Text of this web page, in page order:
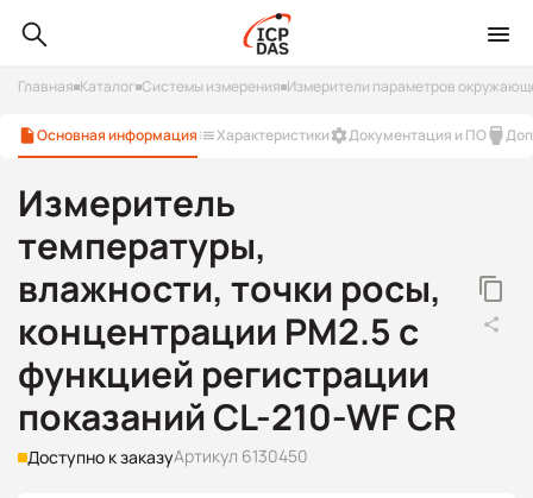
Главная Каталог Системы измерения Измерители параметров
Основная информация Характеристики Документация и ПО
Измеритель
температуры,
влажности, точки росы,
концентрации PM2.5 с
функцией регистрации
показаний CL-210-WF CR
Доступно к заказуАртикул 6130450